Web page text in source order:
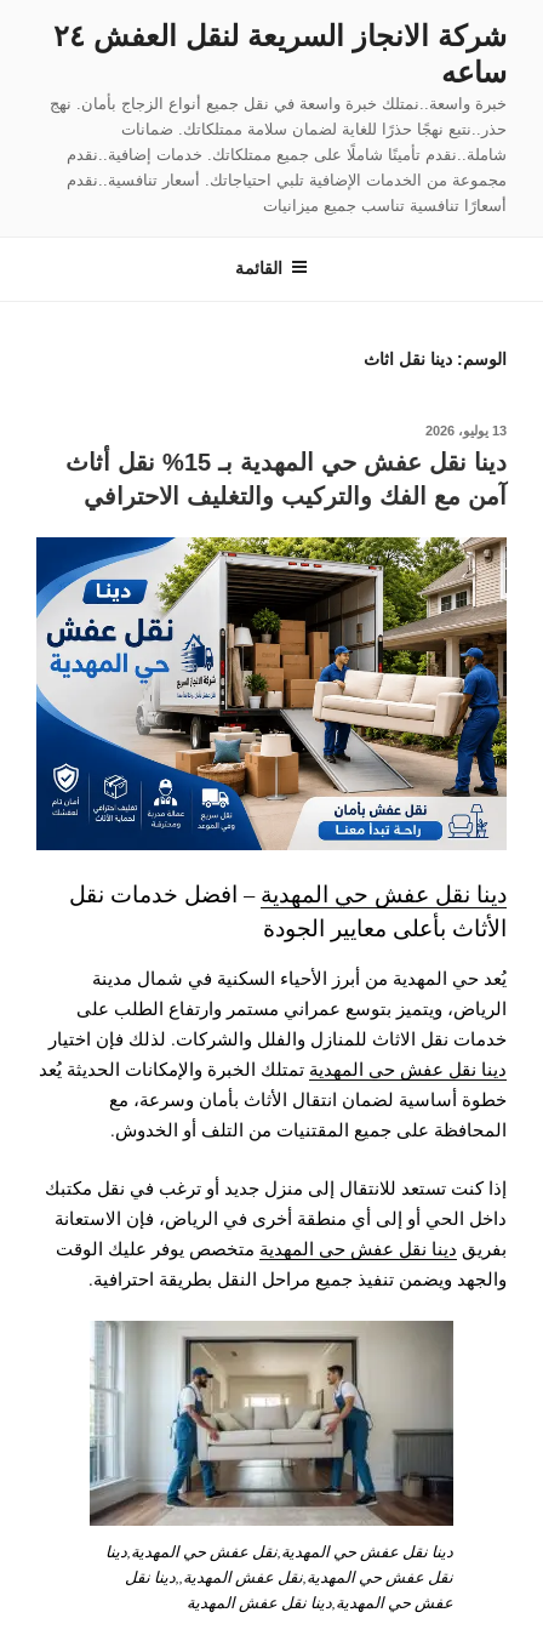
المحتوى
شركة الانجاز السريعة لنقل العفش ٢٤
ساعه
خبرة واسعة..نمتلك خبرة واسعة في نقل جميع أنواع الزجاج بأمان. نهج
حذر..نتبع نهجًا حذرًا للغاية لضمان سلامة ممتلكاتك. ضمانات
شاملة..نقدم تأمينًا شاملًا على جميع ممتلكاتك. خدمات إضافية..نقدم
مجموعة من الخدمات الإضافية تلبي احتياجاتك. أسعار تنافسية..نقدم
أسعارًا تنافسية تناسب جميع ميزانيات
القائمة
الوسم: دينا نقل اثاث
نُشر
13 يوليو، 2026
دينا نقل عفش حي المهدية بـ 15% نقل أثاث
آمن مع الفك والتركيب والتغليف الاحترافي
دينا نقل عفش حي المهدية – افضل خدمات نقل
الأثاث بأعلى معايير الجودة
يُعد حي المهدية من أبرز الأحياء السكنية في شمال مدينة
الرياض، ويتميز بتوسع عمراني مستمر وارتفاع الطلب على
خدمات نقل الاثاث للمنازل والفلل والشركات. لذلك فإن اختيار
دينا نقل عفش حي المهدية تمتلك الخبرة والإمكانات الحديثة يُعد
خطوة أساسية لضمان انتقال الأثاث بأمان وسرعة، مع
المحافظة على جميع المقتنيات من التلف أو الخدوش.
إذا كنت تستعد للانتقال إلى منزل جديد أو ترغب في نقل مكتبك
داخل الحي أو إلى أي منطقة أخرى في الرياض، فإن الاستعانة
بفريق دينا نقل عفش حي المهدية متخصص يوفر عليك الوقت
والجهد ويضمن تنفيذ جميع مراحل النقل بطريقة احترافية.
دينا نقل عفش حي المهدية,نقل عفش حي المهدية,دينا
نقل عفش حي المهدية,نقل عفش المهدية,,دينا نقل
عفش حي المهدية,دينا نقل عفش المهدية